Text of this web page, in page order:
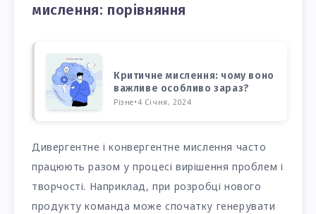
мислення: порівняння
Критичне мислення: чому воно
важливе особливо зараз?
Різне•4 Січня, 2024
Дивергентне і конвергентне мислення часто
працюють разом у процесі вирішення проблем і
творчості. Наприклад, при розробці нового
продукту команда може спочатку генерувати